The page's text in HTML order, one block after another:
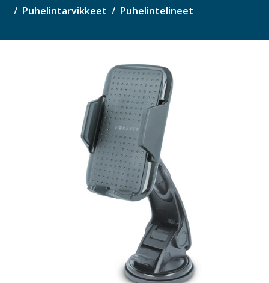
Puhelintarvikkeet Puhelintelineet